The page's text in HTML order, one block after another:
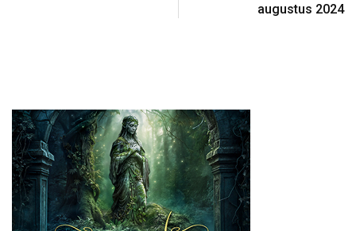
augustus 2024